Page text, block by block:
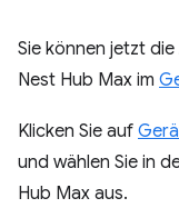
Sie können jetzt
Nest Hub Max im
Klicken Sie auf
und wählen Sie in
Hub Max aus.